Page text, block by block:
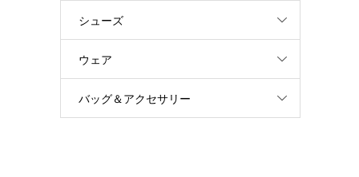
シューズ
ウェア
バッグ＆アクセサリー